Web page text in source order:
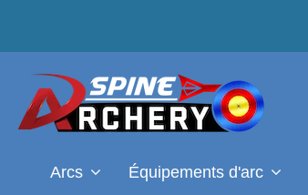
Arcs Équipements d'arc